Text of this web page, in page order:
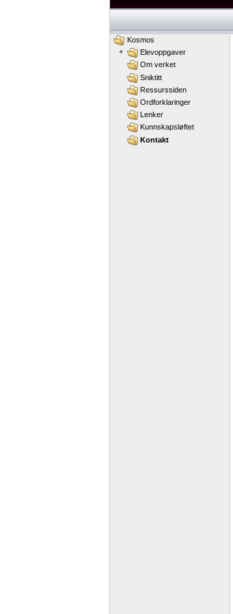
Kosmos
+
Elevoppgaver
Om verket
Sniktitt
Ressurssiden
Ordforklaringer
Lenker
Kunnskapsløftet
Kontakt